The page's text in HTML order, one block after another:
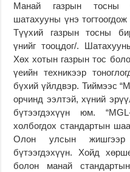
Манай газрын тосны
шатахууны үнэ
Түүхий газрын тосны
үнийг тооцдог/.
Хөх хотын газрын тос
үеийн техникээр
бүхий үйлдвэр. Тиймээс
орчинд ээлтэй, хүний
бүтээгдэхүүн юм.
холбогдох стандартын
Олон улсын
бүтээгдэхүүн. Хойд
болон манай